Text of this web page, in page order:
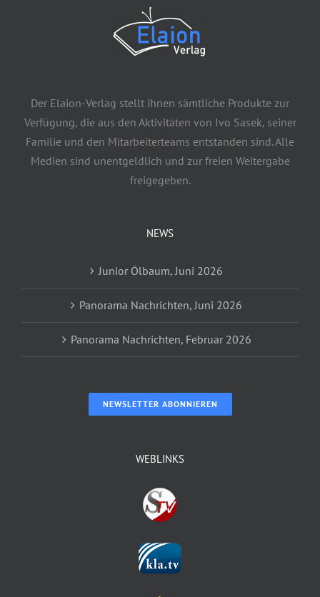
Der Elaion-Verlag stellt ihnen sämtliche Produkte zur
Verfügung, die aus den Aktivitäten von Ivo Sasek, seiner
Familie und den Mitarbeiterteams entstanden sind. Alle
Medien sind unentgeldlich und zur freien Weitergabe
freigegeben.
NEWS
Junior Ölbaum, Juni 2026
Panorama Nachrichten, Juni 2026
Panorama Nachrichten, Februar 2026
NEWSLETTER ABONNIEREN
WEBLINKS